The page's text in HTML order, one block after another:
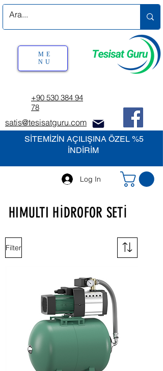
SİTEMİZİN AÇILIŞINA ÖZEL %5
İNDİRİM
+90 530 384 94
78
satis@tesisatguru.com
Log In
ME
NU
HIMULTI HİDROFOR SETİ
Filter